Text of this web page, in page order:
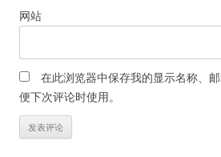
网站
在此浏览器中保存我的显示名称、
便下次评论时使用。